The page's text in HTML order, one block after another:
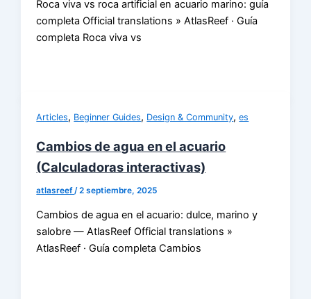
Roca viva vs roca artificial en acuario marino: guía
completa Official translations » AtlasReef · Guía
completa Roca viva vs
Articles, Beginner Guides, Design & Community,es
Cambios de agua en el acuario
(Calculadoras interactivas)
atlasreef /2 septiembre, 2025
Cambios de agua en el acuario: dulce, marino y
salobre — AtlasReef Official translations »
AtlasReef · Guía completa Cambios